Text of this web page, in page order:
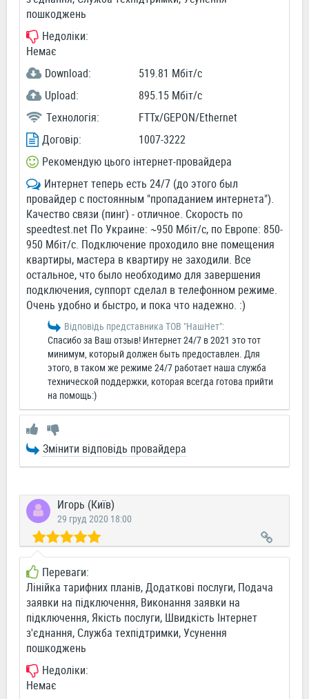
пошкоджень
Недоліки:
Немає
Download:
519.81 Мбіт/c
Upload:
895.15 Мбіт/c
Технологія:
FTTx/GEPON/Ethernet
Договір:
1007-3222
Рекомендую цього інтернет-провайдера
Интернет теперь есть 24/7 (до этого был
провайдер с постоянным "пропаданием интернета").
Качество связи (пинг) - отличное. Скорость по
speedtest.net По Украине: ~950 Мбіт/с, по Европе: 850-
950 Мбіт/с. Подключение проходило вне помещения
квартиры, мастера в квартиру не заходили. Все
остальное, что было необходимо для завершения
подключения, суппорт сделал в телефонном режиме.
Очень удобно и быстро, и пока что надежно. :)
Відповідь представника ТОВ "НашНет":
Спасибо за Ваш отзыв! Интернет 24/7 в 2021 это тот
минимум, который должен быть предоставлен. Для
этого, в таком же режиме 24/7 работает наша служба
технической поддержки, которая всегда готова прийти
на помощь:)
Змінити відповідь провайдера
Игорь (Київ)
29 груд 2020 18:00
Переваги:
Лінійка тарифних планів, Додаткові послуги, Подача
заявки на підключення, Виконання заявки на
підключення, Якість послуги, Швидкість Інтернет
з'єднання, Служба техпідтримки, Усунення
пошкоджень
Недоліки:
Немає